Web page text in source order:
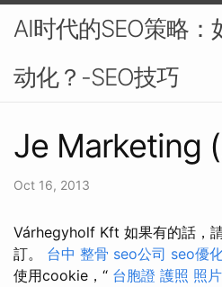
AI时代的SEO策略
动化？-SEO技巧
Je Marketing
Oct 16, 2013
Várhegyholf Kft 如果有的話，
訂。 台中 整骨 seo公司 seo優
使用cookie，“ 台胞證 護照 照片